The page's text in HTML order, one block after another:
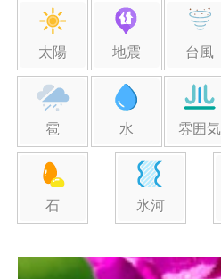
太陽 地震 台風
雹 水 雰囲気
石 氷河